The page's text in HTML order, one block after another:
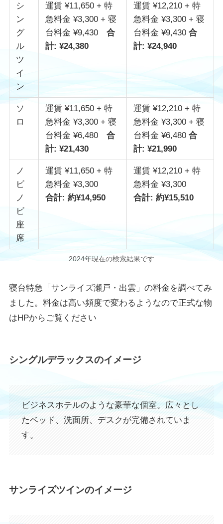
シ
ン
グ
ル
ツ
イ
ン
運賃 ¥11,650 + 特
急料金 ¥3,300 + 寝
台料金 ¥9,430 合
計: ¥24,380
運賃 ¥12,210 + 特
急料金 ¥3,300 + 寝
台料金 ¥9,430 合
計: ¥24,940
ソ
ロ
運賃 ¥11,650 + 特
急料金 ¥3,300 + 寝
台料金 ¥6,480 合
計: ¥21,430
運賃 ¥12,210 + 特
急料金 ¥3,300 + 寝
台料金 ¥6,480 合
計: ¥21,990
ノ
ビ
ノ
ビ
座
席
運賃 ¥11,650 + 特
急料金 ¥3,300
合計: 約¥14,950
運賃 ¥12,210 + 特
急料金 ¥3,300
合計: 約¥15,510
2024年現在の検索結果です
寝台特急「サンライズ瀬戸・出雲」の料金を調べてみ
ました。料金は高い頻度で変わるようなので正式な物
はHPからご覧ください
シングルデラックスのイメージ
ビジネスホテルのような豪華な個室。広々とし
たベッド、洗面所、デスクが完備されていま
す。
サンライズツインのイメージ